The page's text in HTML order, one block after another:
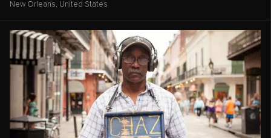
New Orleans, United States